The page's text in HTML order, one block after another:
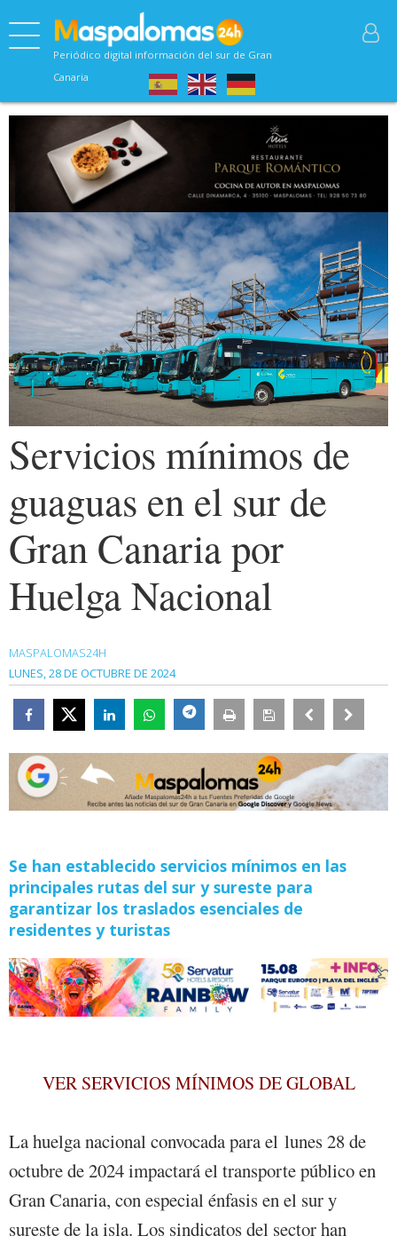
Periódico digital información del sur de Gran
Canaria
Servicios mínimos de
guaguas en el sur de
Gran Canaria por
Huelga Nacional
MASPALOMAS24H
LUNES, 28 DE OCTUBRE DE 2024
Se han establecido servicios mínimos en las
principales rutas del sur y sureste para
garantizar los traslados esenciales de
residentes y turistas
VER SERVICIOS MÍNIMOS DE GLOBAL
La huelga nacional convocada para el lunes 28 de
octubre de 2024 impactará el transporte público en
Gran Canaria, con especial énfasis en el sur y
sureste de la isla. Los sindicatos del sector han